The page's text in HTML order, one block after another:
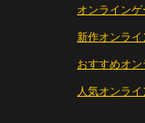
オンライン
新作オンライ
おすすめオ
人気オンラ